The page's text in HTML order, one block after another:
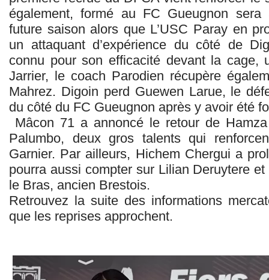
également, formé au FC Gueugnon
future saison alors que L’USC Paray en
un attaquant d’expérience du côté de
connu pour son efficacité devant la cage,
Jarrier, le coach Parodien récupère
Mahrez. Digoin perd Guewen Larue, le
du côté du FC Gueugnon après y avoir été
Mâcon 71 a annoncé le retour de
Palumbo, deux gros talents qui
Garnier. Par ailleurs, Hichem Chergui a
pourra aussi compter sur Lilian Deruytere
le Bras, ancien Brestois.
Retrouvez la suite des informations
que les reprises approchent.